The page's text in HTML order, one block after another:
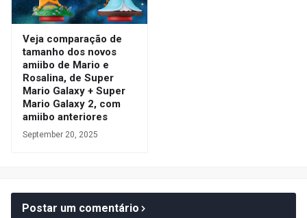
Veja comparação de
tamanho dos novos
amiibo de Mario e
Rosalina, de Super
Mario Galaxy + Super
Mario Galaxy 2, com
amiibo anteriores
September 20, 2025
Postar um comentário